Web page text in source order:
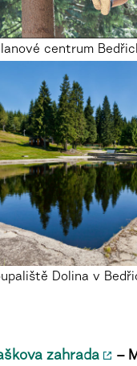
lanové centrum
Dolina v
zahrada –